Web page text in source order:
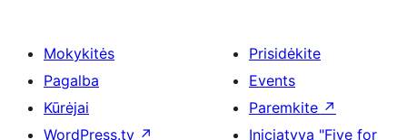
Mokykitės
Pagalba
Kūrėjai
WordPress.tv ↗
Prisidėkite
Events
Paremkite ↗
Iniciatyva "Five for